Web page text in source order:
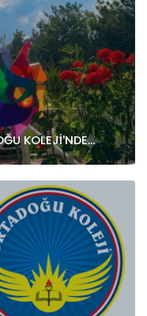
KOLEJİ'NDE...